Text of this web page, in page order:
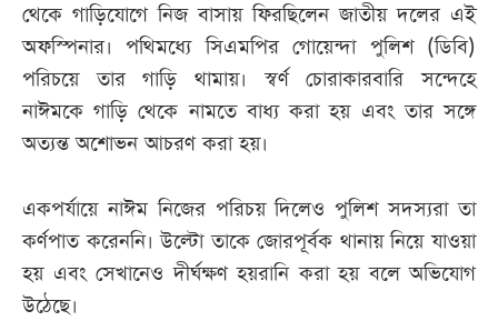
থেকে গাড়িযোগে নিজ বাসায় ফিরছিলেন জাতীয় দলের এই
অফস্পিনার। পথিমধ্যে সিএমপির গোয়েন্দা পুলিশ (ডিবি)
পরিচয়ে তার গাড়ি থামায়। স্বর্ণ চোরাকারবারি সন্দেহে
নাঈমকে গাড়ি থেকে নামতে বাধ্য করা হয় এবং তার সঙ্গে
অত্যন্ত অশোভন আচরণ করা হয়।
একপর্যায়ে নাঈম নিজের পরিচয় দিলেও পুলিশ সদস্যরা তা
কর্ণপাত করেননি। উল্টো তাকে জোরপূর্বক থানায় নিয়ে যাওয়া
হয় এবং সেখানেও দীর্ঘক্ষণ হয়রানি করা হয় বলে অভিযোগ
উঠেছে।